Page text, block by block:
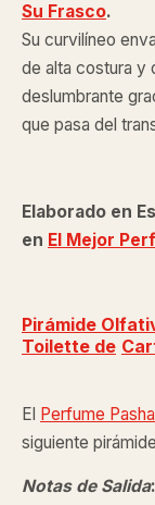
Su Frasco.
Su curvilíneo
de alta costura y
deslumbrante
que pasa del
Elaborado en
en El Mejor
Pirámide
Toilette de
El Perfume
siguiente
Notas de Salida: